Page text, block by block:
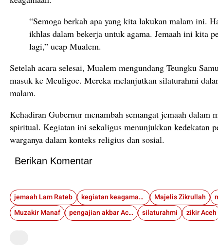
“Semoga berkah apa yang kita lakukan malam ini.
ikhlas dalam bekerja untuk agama. Jemaah ini kita
lagi,” ucap Mualem.
Setelah acara selesai, Mualem mengundang Teungku
masuk ke Meuligoe. Mereka melanjutkan silaturahmi
malam.
Kehadiran Gubernur menambah semangat jemaah dalam
spiritual. Kegiatan ini sekaligus menunjukkan kedekatan
warganya dalam konteks religius dan sosial.
Berikan Komentar
jemaah Lam Rateb kegiatan keagamaan
Majelis Zikrullah
Muzakir Manaf
pengajian akbar Aceh silaturahmi zikir Aceh